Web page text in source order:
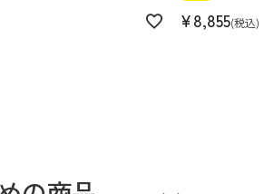
¥8,855 税込